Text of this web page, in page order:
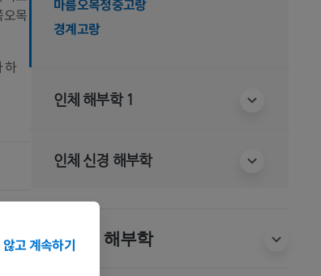
오목
하
경계고랑
인체 해부학 1
인체 신경 해부학
동물 비교 해부학
고 계속하기